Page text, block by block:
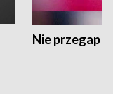
Nie przegap